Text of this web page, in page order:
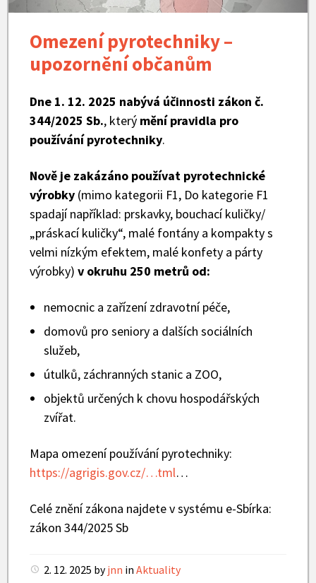
Omezení pyrotechniky –
upozornění občanům
Dne 1. 12. 2025 nabývá účinnosti zákon č.
344/2025 Sb., který mění pravidla pro
používání pyrotechniky.
Nově je zakázáno používat pyrotechnické
výrobky (mimo kategorii F1, Do kategorie F1
spadají například: prskavky, bouchací kuličky/
„práskací kuličky“, malé fontány a kompakty s
velmi nízkým efektem, malé konfety a párty
výrobky) v okruhu 250 metrů od:
nemocnic a zařízení zdravotní péče,
domovů pro seniory a dalších sociálních
služeb,
útulků, záchranných stanic a ZOO,
objektů určených k chovu hospodářských
zvířat.
Mapa omezení používání pyrotechniky:
https://agrigis.gov.cz/…tml…
Celé znění zákona najdete v systému e-Sbírka:
zákon 344/2025 Sb
2. 12. 2025 by jnn in Aktuality